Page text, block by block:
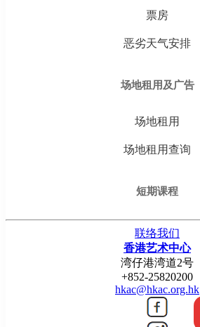
票房
恶劣天气安排
场地租用及广告
场地租用
场地租用查询
短期课程
联络我们
香港艺术中心
湾仔港湾道2号
+852-25820200
hkac@hkac.org.hk